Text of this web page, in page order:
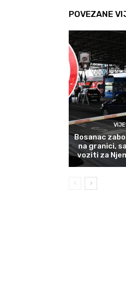
POVEZANE
Bosanac
na granici,
voziti za